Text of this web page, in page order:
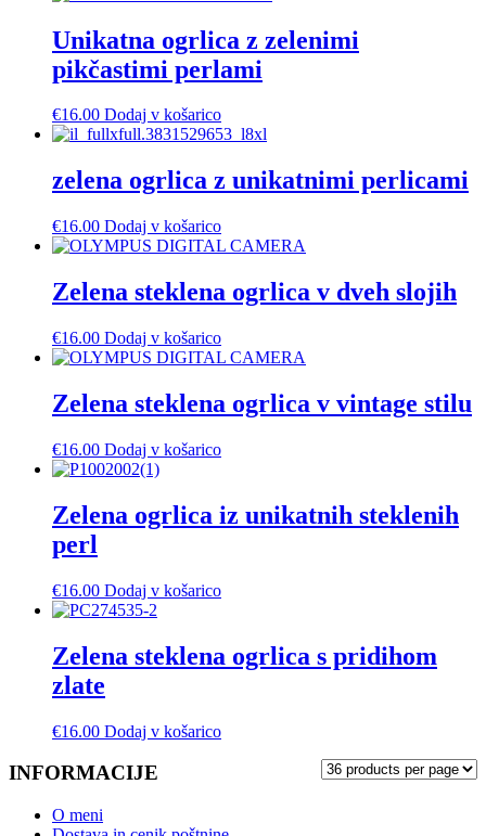
Unikatna ogrlica z zelenimi
pikčastimi perlami
€16.00 Dodaj v košarico
zelena ogrlica z unikatnimi perlicami
€16.00 Dodaj v košarico
Zelena steklena ogrlica v dveh slojih
€16.00 Dodaj v košarico
Zelena steklena ogrlica v vintage stilu
€16.00 Dodaj v košarico
Zelena ogrlica iz unikatnih steklenih
perl
€16.00 Dodaj v košarico
Zelena steklena ogrlica s pridihom
zlate
€16.00 Dodaj v košarico
INFORMACIJE
O meni